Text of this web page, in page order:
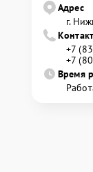
Адрес
г.
+7
+7
Время